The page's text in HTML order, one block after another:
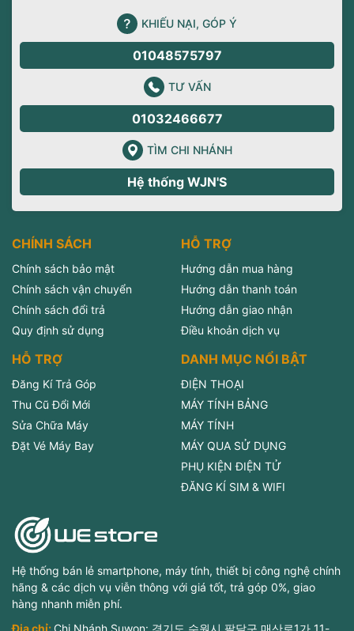
KHIẾU NẠI, GÓP Ý
01048575797
TƯ VẤN
01032466677
TÌM CHI NHÁNH
Hệ thống WJN'S
CHÍNH SÁCH
Chính sách bảo mật
Chính sách vận chuyển
Chính sách đổi trả
Quy định sử dụng
HỖ TRỢ
Hướng dẫn mua hàng
Hướng dẫn thanh toán
Hướng dẫn giao nhận
Điều khoản dịch vụ
HỖ TRỢ
Đăng Kí Trả Góp
Thu Cũ Đổi Mới
Sửa Chữa Máy
Đặt Vé Máy Bay
DANH MỤC NỔI BẬT
ĐIỆN THOẠI
MÁY TÍNH BẢNG
MÁY TÍNH
MÁY QUA SỬ DỤNG
PHỤ KIỆN ĐIỆN TỬ
ĐĂNG KÍ SIM & WIFI
Hệ thống bán lẻ smartphone, máy tính, thiết bị công nghệ chính
hãng & các dịch vụ viễn thông với giá tốt, trả góp 0%, giao
hàng nhanh miễn phí.
Địa chỉ: Chi Nhánh Suwon: 경기도 수원시 팔달구 매산로1가 11-